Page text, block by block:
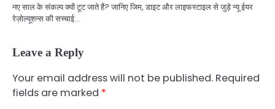
नए साल के संकल्प क्यों टूट जाते हैं? जानिए जिम, डाइट और लाइफस्टाइल से जुड़े न्यू ईयर
रेज़ोल्यूशन्स की सच्चाई…
Leave a Reply
Your email address will not be published. Required
fields are marked *